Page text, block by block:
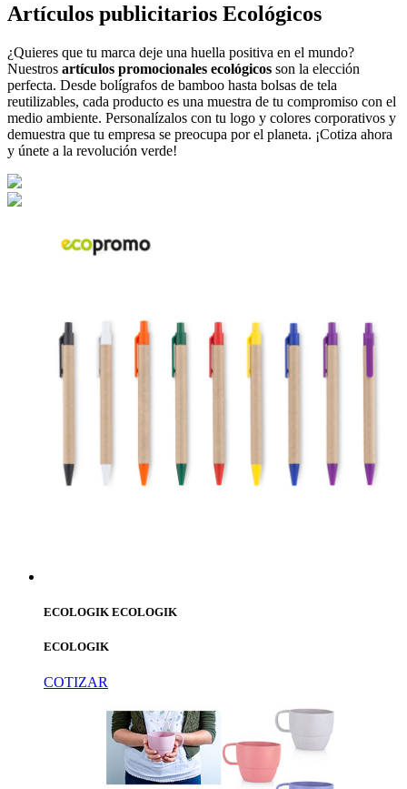
Artículos publicitarios Ecológicos
¿Quieres que tu marca deje una huella positiva en el mundo?
Nuestros artículos promocionales ecológicos son la elección
perfecta. Desde bolígrafos de bamboo hasta bolsas de tela
reutilizables, cada producto es una muestra de tu compromiso con el
medio ambiente. Personalízalos con tu logo y colores corporativos y
demuestra que tu empresa se preocupa por el planeta. ¡Cotiza ahora
y únete a la revolución verde!
ECOLOGIK ECOLOGIK
ECOLOGIK
COTIZAR